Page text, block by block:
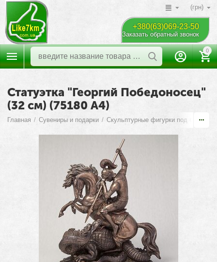
(грн)
+380(63)069-23-50
Заказать обратный звонок
0
Статуэтка "Георгий Победоносец"
(32 см) (75180 A4)
Главная / Сувениры и подарки / Скульптурные фигурки под бронзу